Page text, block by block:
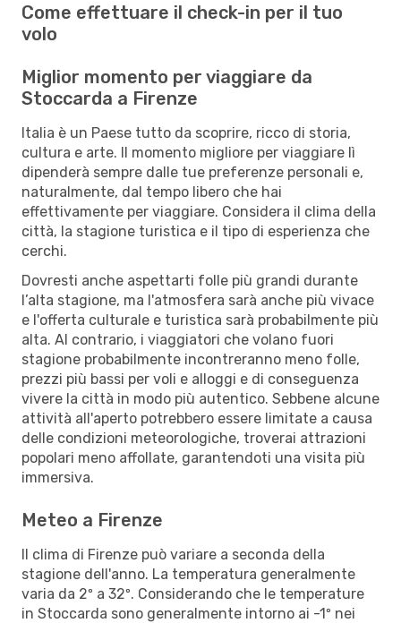
Come effettuare il check-in per il tuo
volo
Miglior momento per viaggiare da
Stoccarda a Firenze
Italia è un Paese tutto da scoprire, ricco di storia,
cultura e arte. Il momento migliore per viaggiare lì
dipenderà sempre dalle tue preferenze personali e,
naturalmente, dal tempo libero che hai
effettivamente per viaggiare. Considera il clima della
città, la stagione turistica e il tipo di esperienza che
cerchi.
Dovresti anche aspettarti folle più grandi durante
l’alta stagione, ma l'atmosfera sarà anche più vivace
e l'offerta culturale e turistica sarà probabilmente più
alta. Al contrario, i viaggiatori che volano fuori
stagione probabilmente incontreranno meno folle,
prezzi più bassi per voli e alloggi e di conseguenza
vivere la città in modo più autentico. Sebbene alcune
attività all'aperto potrebbero essere limitate a causa
delle condizioni meteorologiche, troverai attrazioni
popolari meno affollate, garantendoti una visita più
immersiva.
Meteo a Firenze
Il clima di Firenze può variare a seconda della
stagione dell'anno. La temperatura generalmente
varia da 2º a 32º. Considerando che le temperature
in Stoccarda sono generalmente intorno ai -1º nei